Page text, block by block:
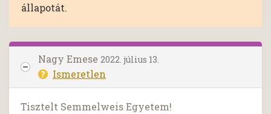
állapotát.
Nagy Emese 2022. július 13.
Ismeretlen
Tisztelt Semmelweis Egyetem!